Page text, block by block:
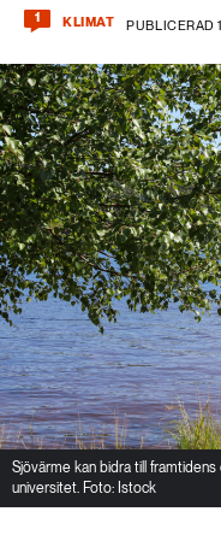
1 KLIMAT PUBLICERAD
Sjövärme kan bidra till
universitet. Foto: Istock